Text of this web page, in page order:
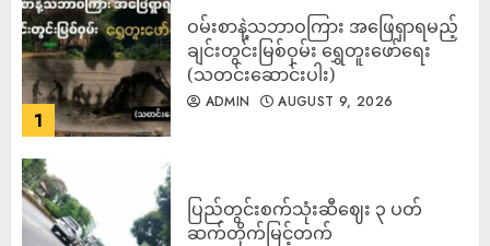
1
ဝမ်းစာနဲ့သဘာဝကြား အဖြေရှာရမည့်
ချင်းတွင်းမြစ်ဝှမ်း ရွှေတူးဖော်ရေး
(သတင်းဆောင်းပါး)
ADMIN AUGUST 9, 2026
ပြည်တွင်းစက်သုံးဆီဈေး ၃ ပတ်
ဆက်တိုက်မြင့်တက်